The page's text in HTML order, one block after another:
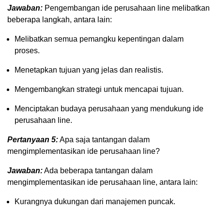
Jawaban: Pengembangan ide perusahaan line melibatkan
beberapa langkah, antara lain:
Melibatkan semua pemangku kepentingan dalam
proses.
Menetapkan tujuan yang jelas dan realistis.
Mengembangkan strategi untuk mencapai tujuan.
Menciptakan budaya perusahaan yang mendukung ide
perusahaan line.
Pertanyaan 5:Apa saja tantangan dalam
mengimplementasikan ide perusahaan line?
Jawaban:Ada beberapa tantangan dalam
mengimplementasikan ide perusahaan line, antara lain:
Kurangnya dukungan dari manajemen puncak.